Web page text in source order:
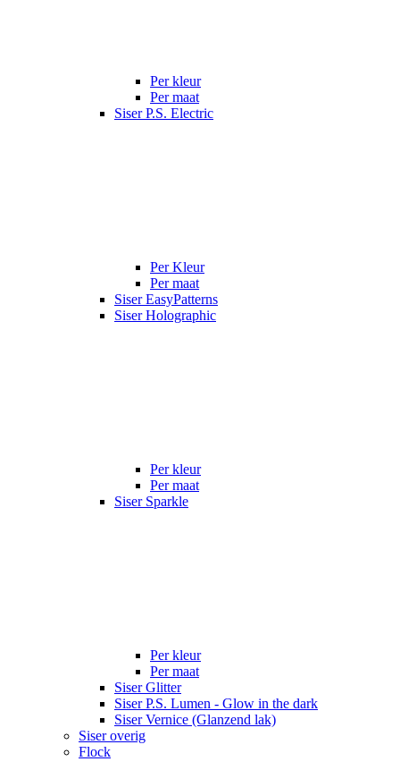
Per kleur
Per maat
Siser P.S. Electric
Per Kleur
Per maat
Siser EasyPatterns
Siser Holographic
Per kleur
Per maat
Siser Sparkle
Per kleur
Per maat
Siser Glitter
Siser P.S. Lumen - Glow in the dark
Siser Vernice (Glanzend lak)
Siser overig
Flock